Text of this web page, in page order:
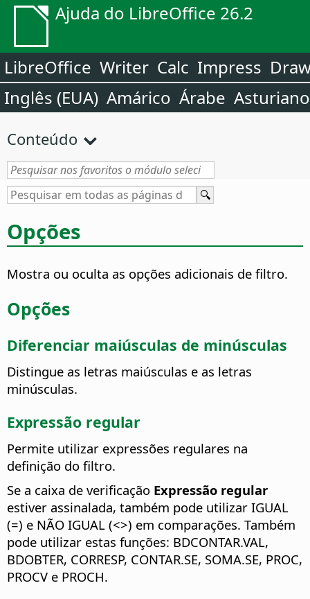
Ajuda do LibreOffice 26.2
LibreOffice Writer Calc Impress
Inglês (EUA) Amárico Árabe Asturiano
Conteúdo
Opções
Mostra ou oculta as opções adicionais de filtro.
Opções
Diferenciar maiúsculas de minúsculas
Distingue as letras maiúsculas e as letras
minúsculas.
Expressão regular
Permite utilizar expressões regulares na
definição do filtro.
Se a caixa de verificação Expressão regular
estiver assinalada, também pode utilizar IGUAL
(=) e NÃO IGUAL (<>) em comparações. Também
pode utilizar estas funções: BDCONTAR.VAL,
BDOBTER, CORRESP, CONTAR.SE, SOMA.SE, PROC,
PROCV e PROCH.